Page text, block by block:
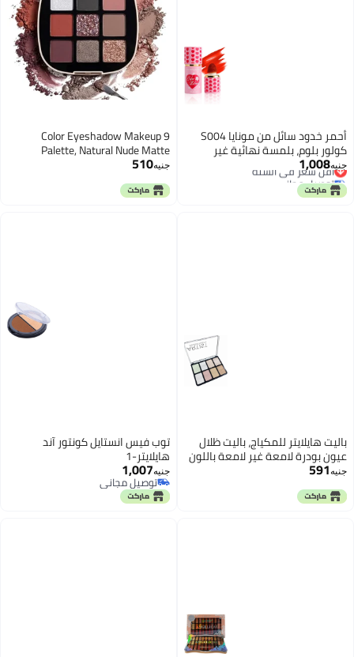
أحمر خدود سائل من مونايا S004
كولور بلوم، بلمسة نهائية غير
لامعة (S207#)
جنيه1,008
أقل سعر في السنة
توصيل مجاني
أقل سعر في السنة
9 Color Eyeshadow Makeup
Palette, Natural Nude Matte
Shimmer Glitter Pigment Eye
Shadow Palette Set, Vegan &
Cruelty-free (9 COLOR)
جنيه510
باليت هايلايتر للمكياج، باليت ظلال
عيون بودرة لامعة غير لامعة باللون
الذهبي الوردي والبني والنيود،
تغطية تدوم طويلاً ومقاومة للماء،
مظهر طبيعي، 8 ألوان
جنيه591
توب فيس انستايل كونتور آند
هايلايتر-1
جنيه1,007
توصيل مجاني
توصيل مجاني